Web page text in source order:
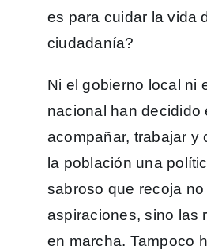
es para cuidar la vida
ciudadanía?
Ni el gobierno local ni
nacional han decidido
acompañar, trabajar y
la población una
sabroso que recoja
aspiraciones, sino las
en marcha. Tampoco